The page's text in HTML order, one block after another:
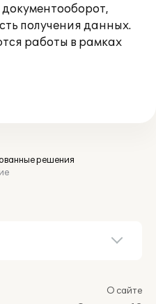
получения данных.
работы в рамках
решения
О сайте